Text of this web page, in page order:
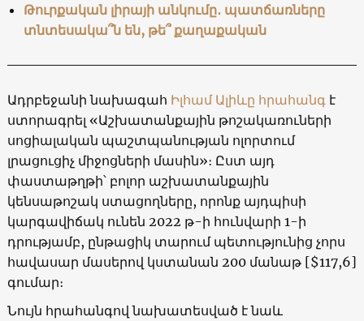
Թուրքական լիրայի անկումը․ պատճառները
տնտեսակա՞ն են, թե՞ քաղաքական
Ադրբեջանի նախագահ Իլհամ Ալիևը հրահանգ է
ստորագրել «Աշխատանքային թոշակառուների
սոցիալական պաշտպանության ոլորտում
լրացուցիչ միջոցների մասին»։ Ըստ այդ
փաստաթղթի՝ բոլոր աշխատանքային
կենսաթոշակ ստացողները, որոնք այդպիսի
կարգավիճակ ունեն 2022 թ-ի հունվարի 1-ի
դրությամբ, ընթացիկ տարում պետությունից չորս
հավասար մասերով կստանան 200 մանաթ [$117,6]
գումար։
Նույն հրահանգով նախատեսված է նաև